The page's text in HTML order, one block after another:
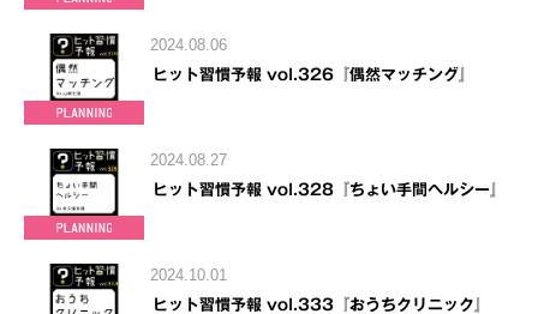
2024.08.06
ヒット習慣予報 vol.326『偶然マッチング』
2024.08.27
ヒット習慣予報 vol.328『ちょい手間ヘルシー』
2024.10.01
ヒット習慣予報 vol.333『おうちクリニック』